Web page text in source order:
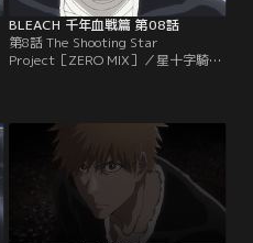
BLEACH 千年血戦篇 第08話
第8話 The Shooting Star
Project［ZERO MIX］／星十字騎士
た恋次やルキアを見舞う一護は、折
られた天鎖斬月の件で涅マユリに呼
び出され、卍解の破壊について説明
を受ける。【提供：バンダイチャン
ネル】